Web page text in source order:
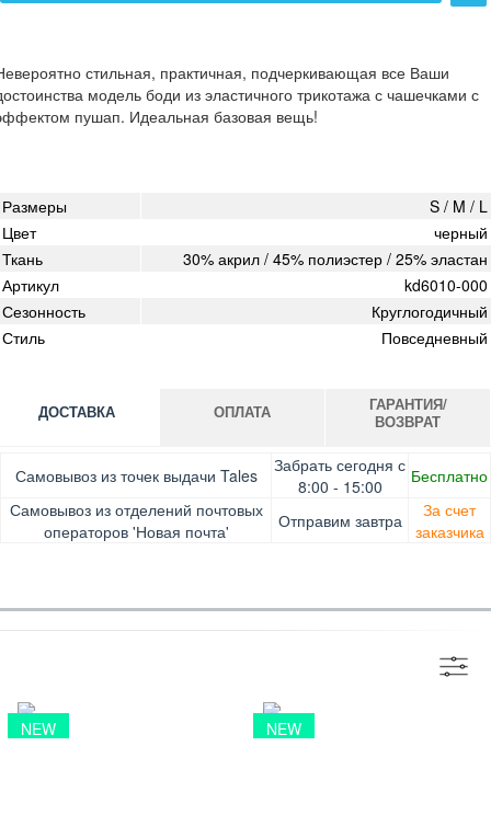
стильная, практичная, подчеркивающая все Ваши
модель боди из эластичного трикотажа с чашечками с
пушап. Идеальная базовая вещь!
Размеры
S / M / L
Цвет
черный
Ткань
30% акрил / 45% полиэстер / 25% эластан
Артикул
kd6010-000
Сезонность
Круглогодичный
Стиль
Повседневный
ДОСТАВКА
Самовывоз из точек выдачи Tales
Забрать сегодня с
8:00 - 15:00
Бесплатно
Самовывоз из отделений почтовых
операторов 'Новая почта'
Отправим завтра
За счет
заказчика
ОПЛАТА
Оплата при получении товара, Картой онлайн, Google
Pay, Безналичными для юридических лиц, Безналичными
для физических лиц, Apple Pay, Mastercard, Visa
ГАРАНТИЯ/
ВОЗВРАТ
Гарантия. Обмен/возврат товара в течение 14 дней.
Доставка за счет заказчика
NEW NEW